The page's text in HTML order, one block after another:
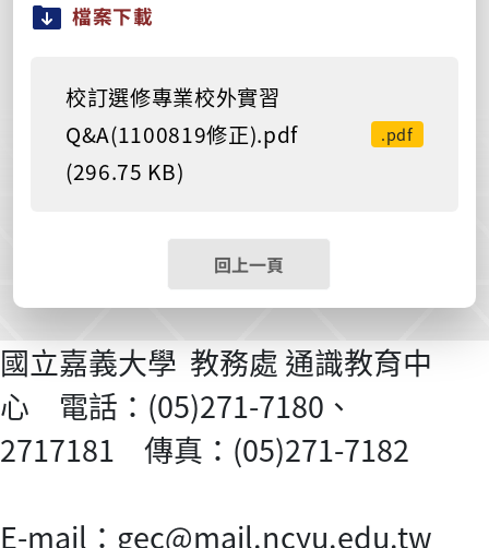
檔案下載
校訂選修專業校外實習
Q&A(1100819修正).pdf
(296.75 KB)
.pdf
回上一頁
國立嘉義大學 教務處 通識教育中
心 電話：(05)271-7180、
2717181 傳真：(05)271-7182
E-mail：gec@mail.ncyu.edu.tw